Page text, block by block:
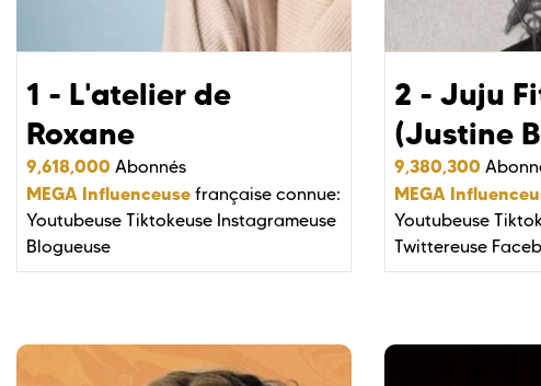
1 - L'atelier de
Roxane
9,618,000 Abonnés
MEGA Influenceuse française connue:
Youtubeuse Tiktokeuse Instagrameuse
Blogueuse
2 - Juju
(Justine
9,380,300
MEGA
Youtubeuse
Twittereuse